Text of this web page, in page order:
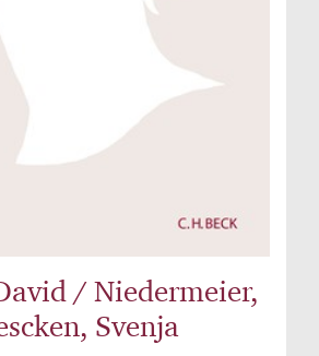
/ Niedermeier,
Svenja